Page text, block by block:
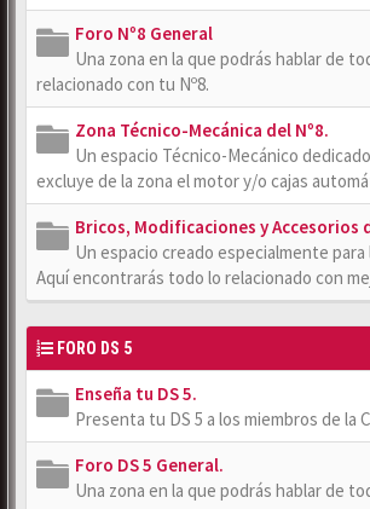
Foro Nº8 General
Una zona en la que podrás hablar de
relacionado con tu Nº8.
Zona Técnico-Mecánica del Nº8.
Un espacio Técnico-Mecánico dedicado
excluye de la zona el motor y/o cajas
Bricos, Modificaciones y Accesorios
Un espacio creado especialmente para
Aquí encontrarás todo lo relacionado con
FORO DS 5
Enseña tu DS 5.
Presenta tu DS 5 a los miembros de la
Foro DS 5 General.
Una zona en la que podrás hablar de